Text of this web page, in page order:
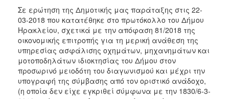
Σε ερώτηση της Δημοτικής μας παράταξης στις 22-
03-2018 που κατατέθηκε στο πρωτόκολλο του Δήμου
Ηρακλείου, σχετικά με την απόφαση 81/2018 της
οικονομικής επιτροπής για τη μερική ανάθεση της
υπηρεσίας ασφάλισης οχημάτων, μηχανημάτων και
μοτοποδηλάτων ιδιοκτησίας του Δήμου στον
προσωρινό μειοδότη του διαγωνισμού και μέχρι την
υπογραφή της σύμβασης από τον οριστικό ανάδοχο,
(η οποία δεν είχε εγκριθεί σύμφωνα με την 1830/6-3-